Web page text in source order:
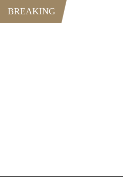
BREAKING